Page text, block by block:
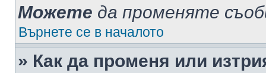
Можете да променяте
Върнете се в началото
» Как да променя или